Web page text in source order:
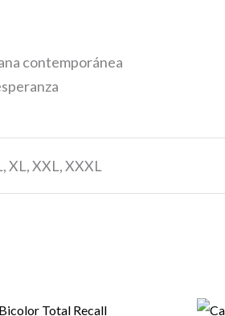
contemporánea
XL, XXL, XXXL